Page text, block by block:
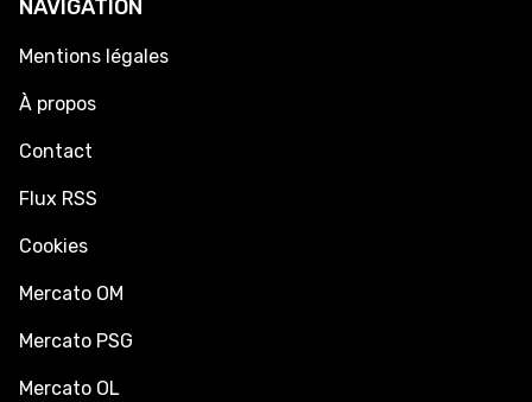
NAVIGATION
Mentions légales
À propos
Contact
Flux RSS
Cookies
Mercato OM
Mercato PSG
Mercato OL